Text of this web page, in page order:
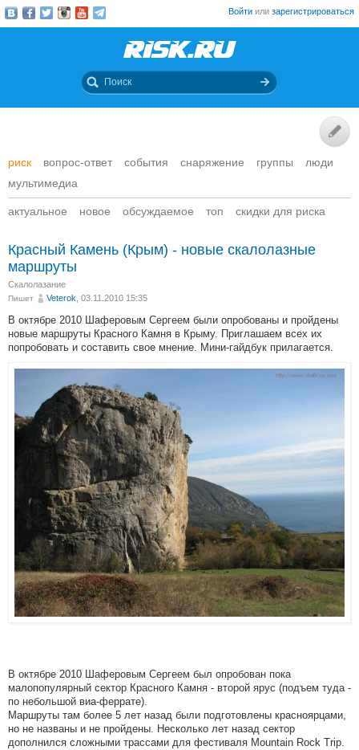
Войти или зарегистрироваться
риск вопрос-ответ события снаряжение группы
люди
мультимедиа
актуальное новое обсуждаемое топ скидки для риска
Красный Камень (Крым) - новые скалолазные
маршруты
Скалолазание
Пишет Veterok , 03.11.2010 15:35
В октябре 2010 Шаферовым Сергеем были опробованы и пройдены
новые маршруты Красного Камня в Крыму. Приглашаем всех их
попробовать и составить свое мнение. Мини-гайдбук прилагается.
В октябре 2010 Шаферовым Сергеем был опробован пока
малопопулярный сектор Красного Камня - второй ярус (подъем туда -
по небольшой виа-феррате).
Маршруты там более 5 лет назад были подготовлены красноярцами,
но не названы и не пройдены. Несколько лет назад сектор
дополнился сложными трассами для фестиваля Mountain Rock Trip.